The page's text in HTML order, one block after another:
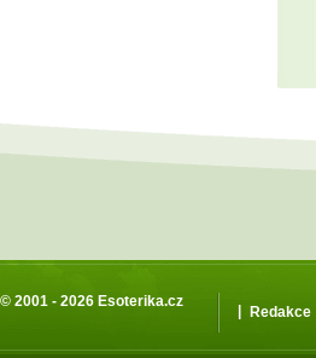
© 2001 - 2026 Esoterika.cz
| Redakce